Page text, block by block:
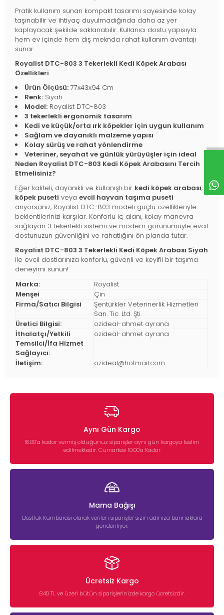
Pratik kullanım sunan kompakt tasarımı sayesinde kolay
taşınabilir ve ihtiyaç duyulmadığında daha az yer
kaplayacak şekilde saklanabilir. Kullanıcı dostu yapısıyla
hem ev içinde hem dış meknda rahat kullanım avantajı
sunar.
Royalist DTC-803 3 Tekerlekli Kedi Köpek Arabası
Özellikleri
Ürün Ölçüsü: 77x43x94 Cm
Renk: Siyah
Model: Royalist DTC-803
3 tekerlekli ergonomik tasarım
Kedi ve küçük/orta ırk köpekler için uygun kullanım
Sağlam ve dayanıklı malzeme yapısı
Kolay sürüş ve rahat yönlendirme
Veteriner, seyahat ve günlük yürüyüşler için ideal
Neden Royalist DTC-803 Kedi Köpek Arabasını Tercih
Etmelisiniz?
Eğer kaliteli, dayanıklı ve kullanışlı bir kedi köpek arabası,
köpek puseti veya evcil hayvan taşıma puseti
arıyorsanız, Royalist DTC-803 modeli güçlü özellikleriyle
beklentilerinizi karşılar. Konforlu iç alanı, kolay manevra
sağlayan 3 tekerlekli sistemi ve modern görünümüyle evcil
dostunuzun güvenliğini ve rahatlığını ön planda tutar.
Royalist DTC-803 3 Tekerlekli Kedi Köpek Arabası Siyah
ile evcil dostlarınıza konforlu, güvenli ve keyifli bir taşıma
deneyimi sunun!
Marka:
Royalist
Menşei
Çin
Firma/Satıcı Bilgisi
Şentürkler Veterinerlik Hizmetleri
San. Tic. Ltd. Şti.
Üretici Bilgisi:
ozideal-ahmet ayrancı
İthalatçı/Yetkili
Temsilci/İfa Hizmet
Sağlayıcı:
ozideal-ahmet ayrancı
İletişim: ozideal@hotmail.com
Aynı Gün Kargo
16:00’a kadar vermiş olduğunuz siparişler aynı gün kargoya teslim
edilmektedir. Cumartesi 10:00'a Kadar
Mama Bağışı
Dostluk Kumbarası olarak verilen siparişler sizin adınıza barınaklara
gönderiliyor.
Ücretsiz Kargo
849 TL ve üzeri bütün siparişlerinizde kargo ücretsizdir.